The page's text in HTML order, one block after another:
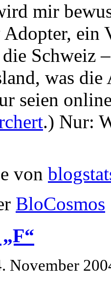
mir
ein
Schweiz
was die
seien
.) Nur:
von
BloCosmos
November